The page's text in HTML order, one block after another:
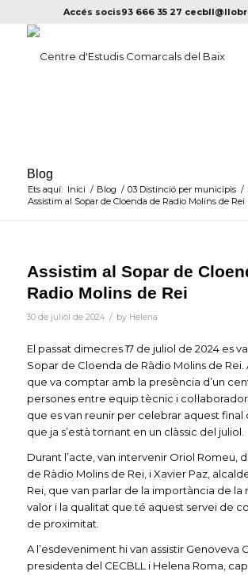
Accés socis93 666 35 27
Blog
Ets aquí: Inici / Blog / 03 Distinció per municipis /
Assistim al Sopar de Cloenda de Radio Molins de Rei
Assistim al Sopar de
Radio Molins de Rei
30 de juliol de 2024 / by Helena
El passat dimecres 17 de juliol de 2024 es
Sopar de Cloenda de Ràdio Molins de Rei.
que va comptar amb la presència d’un
persones entre equip tècnic i
que es van reunir per celebrar aquest
que ja s’està tornant en un clàssic del juliol.
Durant l’acte, van intervenir Oriol Romeu,
de Ràdio Molins de Rei, i Xavier Paz,
Rei, que van parlar de la importància de la
valor i la qualitat que té aquest servei de
de proximitat.
A l’esdeveniment hi van assistir Genoveva
presidenta del CECBLL i Helena Roma,